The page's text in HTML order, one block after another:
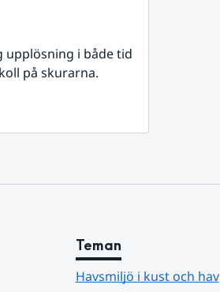
upplösning i både tid
på skurarna.
Teman
Havsmiljö i kust och hav